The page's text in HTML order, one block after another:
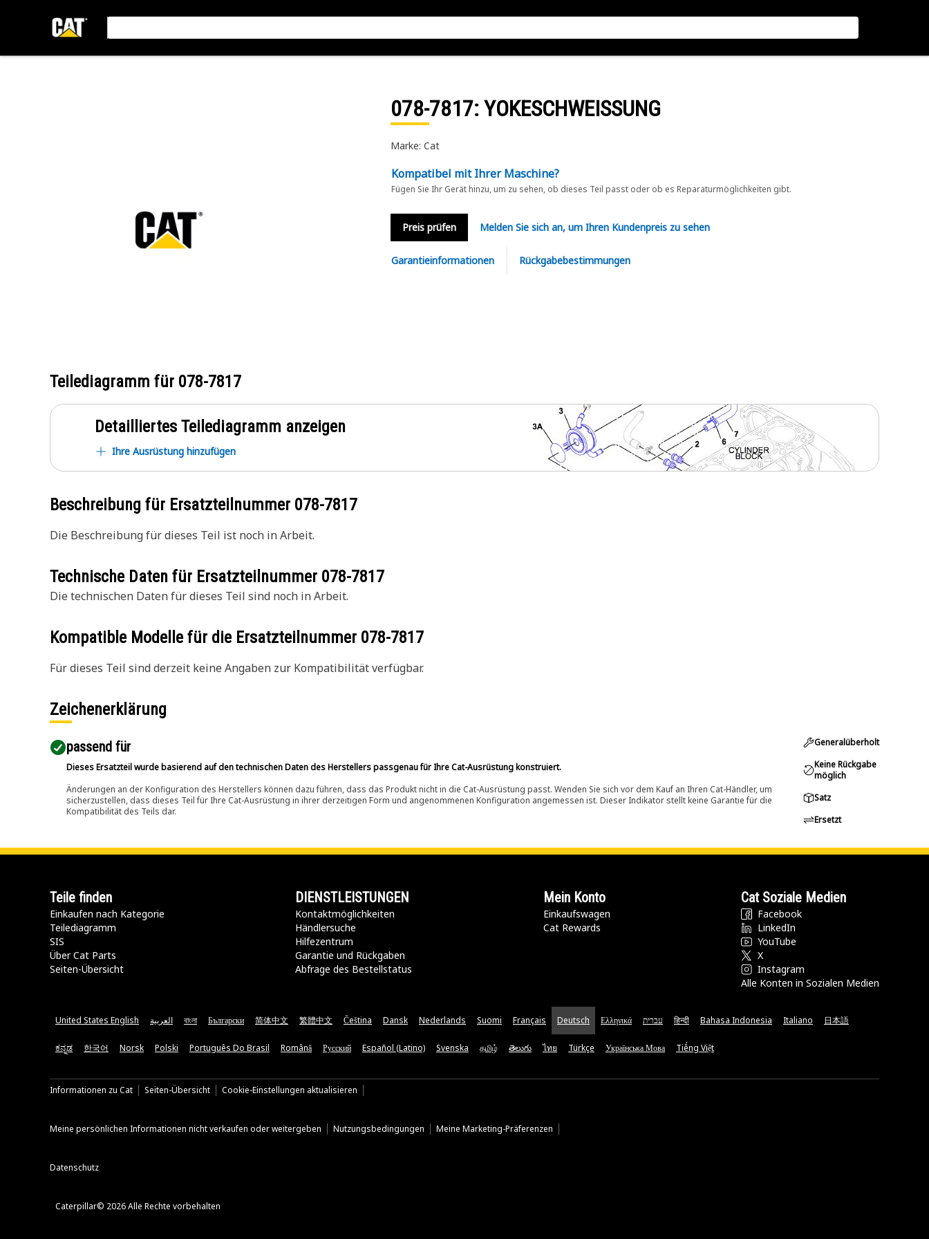
078-7817: YOKESCHWEISSUNG
Marke: Cat
Kompatibel mit Ihrer Maschine?
Fügen Sie Ihr Gerät hinzu, um zu sehen, ob dieses Teil passt oder ob es Reparaturmöglichkeiten gibt.
Preis prüfen Melden Sie sich an, um Ihren Kundenpreis zu sehen
Garantieinformationen Rückgabebestimmungen
Teilediagramm für 078-7817
Detailliertes Teilediagramm anzeigen
Ihre Ausrüstung hinzufügen
Beschreibung für Ersatzteilnummer 078-7817
Die Beschreibung für dieses Teil ist noch in Arbeit.
Technische Daten für Ersatzteilnummer 078-7817
Die technischen Daten für dieses Teil sind noch in Arbeit.
Kompatible Modelle für die Ersatzteilnummer 078-7817
Für dieses Teil sind derzeit keine Angaben zur Kompatibilität verfügbar.
Zeichenerklärung
passend für​
Dieses Ersatzteil wurde basierend auf den technischen Daten des Herstellers passgenau für Ihre Cat-Ausrüstung konstruiert.
Änderungen an der Konfiguration des Herstellers können dazu führen, dass das Produkt nicht in die Cat-Ausrüstung passt. Wenden Sie sich vor dem Kauf an Ihren Cat-Händler, um
sicherzustellen, dass dieses Teil für Ihre Cat-Ausrüstung in ihrer derzeitigen Form und angenommenen Konfiguration angemessen ist. Dieser Indikator stellt keine Garantie für die
Kompatibilität des Teils dar.
Generalüberholt
Keine Rückgabe
möglich
Satz
Ersetzt
Teile finden
Einkaufen nach Kategorie
Teilediagramm
SIS
Über Cat Parts
Seiten-Übersicht
DIENSTLEISTUNGEN
Kontaktmöglichkeiten​
Händlersuche
Hilfezentrum
Garantie und Rückgaben
Abfrage des Bestellstatus
Mein Konto
Einkaufswagen
Cat Rewards
Cat Soziale Medien
Facebook
LinkedIn
YouTube
X
Instagram
Alle Konten in Sozialen Medien
United States English العربية বাংলা Български 简体中文 繁體中文 Čeština Dansk Nederlands Suomi Français Deutsch Ελληνικά עברית हिन्दी Bahasa Indonesia Italiano 日本語
ಕನ್ನಡ 한국어 Norsk Polski Português Do Brasil Română Русский Español (Latino) Svenska தமிழ் తెలుగు ไทย Türkçe Українська Мова Tiếng Việt
Informationen zu Cat Seiten-Übersicht Cookie-Einstellungen aktualisieren
Meine persönlichen Informationen nicht verkaufen oder weitergeben Nutzungsbedingungen Meine Marketing-Präferenzen
Datenschutz
Caterpillar© 2026 Alle Rechte vorbehalten